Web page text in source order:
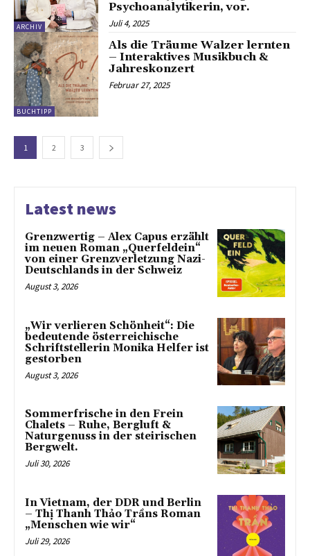
ARCHIV
Psychoanalytikerin, vor.
Juli 4, 2025
BUCHTIPP
Als die Träume Walzer lernten
– Interaktives Musikbuch &
Jahreskonzert
Februar 27, 2025
1 2 3
Latest news
Grenzwertig – Alex Capus erzählt
im neuen Roman „Querfeldein“
von einer Grenzverletzung Nazi-
Deutschlands in der Schweiz
August 3, 2026
„Wir verlieren Schönheit“: Die
bedeutende österreichische
Schriftstellerin Monika Helfer ist
gestorben
August 3, 2026
Sommerfrische in den Frein
Chalets – Ruhe, Bergluft &
Naturgenuss in der steirischen
Bergwelt.
Juli 30, 2026
In Vietnam, der DDR und Berlin
– Thị Thanh Thảo Trầns Roman
„Menschen wie wir“
Juli 29, 2026